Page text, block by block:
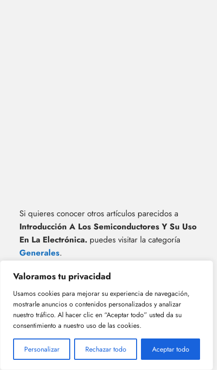
Valoramos tu privacidad
Usamos cookies para mejorar su experiencia de navegación,
mostrarle anuncios o contenidos personalizados y analizar
nuestro tráfico. Al hacer clic en “Aceptar todo” usted da su
consentimiento a nuestro uso de las cookies.
Personalizar Rechazar todo Aceptar todo
Si quieres conocer otros artículos parecidos a
Introducción A Los Semiconductores Y Su Uso
En La Electrónica. puedes visitar la categoría
Generales.
Dinamo Tacométrico:
Oscilador Puente De Wien:
¡Más Contenido!